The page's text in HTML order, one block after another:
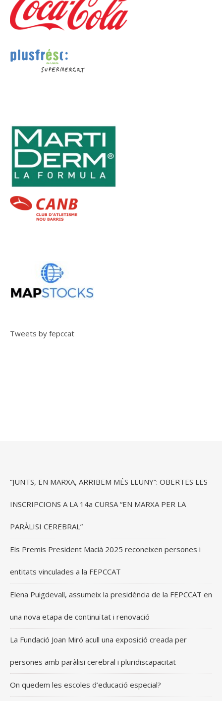
Tweets by fepccat
“JUNTS, EN MARXA, ARRIBEM MÉS LLUNY”: OBERTES LES
INSCRIPCIONS A LA 14a CURSA “EN MARXA PER LA
PARÀLISI CEREBRAL”
Els Premis President Macià 2025 reconeixen persones i
entitats vinculades a la FEPCCAT
Elena Puigdevall, assumeix la presidència de la FEPCCAT en
una nova etapa de continuïtat i renovació
La Fundació Joan Miró acull una exposició creada per
persones amb paràlisi cerebral i pluridiscapacitat
On quedem les escoles d’educació especial?